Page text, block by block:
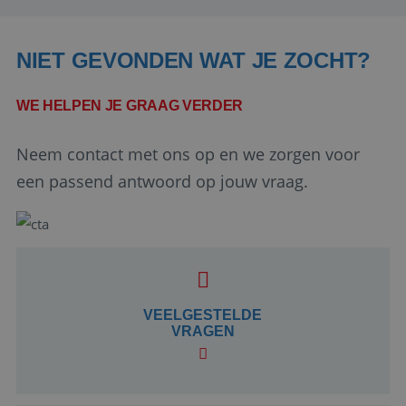
NIET GEVONDEN WAT JE ZOCHT?
WE HELPEN JE GRAAG VERDER
Neem contact met ons op en we zorgen voor
een passend antwoord op jouw vraag.
VEELGESTELDE
VRAGEN
Corporation
Google Privacy Policy